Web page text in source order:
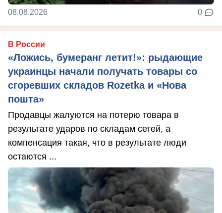
08.08.2026 0
В России
«Ложись, бумеранг летит!»: рыдающие
украинцы начали получать товары со
сгоревших складов Rozetka и «Нова
пошта»
Продавцы жалуются на потерю товара в
результате ударов по складам сетей, а
компенсация такая, что в результате люди
остаются ...